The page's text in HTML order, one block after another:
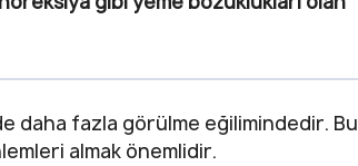
daha fazla görülme eğilimindedir. Bu
almak önemlidir.